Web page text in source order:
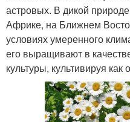
астровых. В дикой
Африке, на Ближнем
условиях умеренного
его выращивают в
культуры, культивируя как